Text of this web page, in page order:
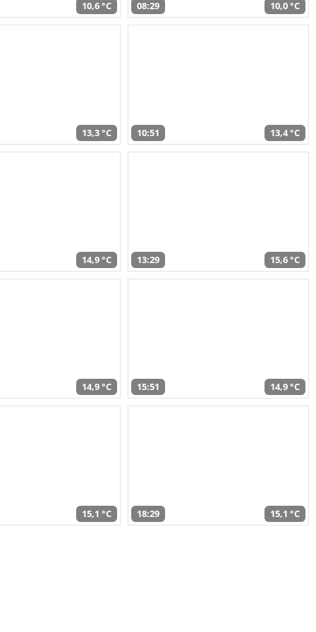
10,6 °C 08:29 10,0 °C
13,3 °C 10:51 13,4 °C
14,9 °C 13:29 15,6 °C
14,9 °C 15:51 14,9 °C
15,1 °C 18:29 15,1 °C